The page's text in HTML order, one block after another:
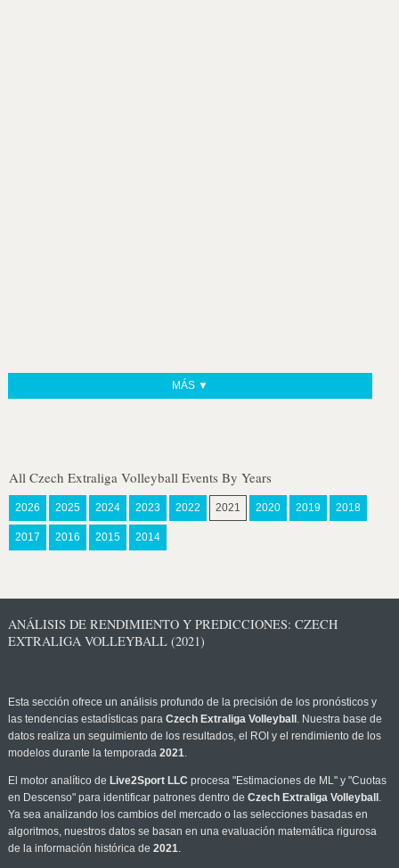
MÁS ▼
All Czech Extraliga Volleyball Events By Years
2026 2025 2024 2023 2022 2021 2020 2019 2018
2017 2016 2015 2014
ANÁLISIS DE RENDIMIENTO Y PREDICCIONES: CZECH
EXTRALIGA VOLLEYBALL (2021)
Esta sección ofrece un análisis profundo de la precisión de los pronósticos y
las tendencias estadísticas para Czech Extraliga Volleyball . Nuestra base de
datos realiza un seguimiento de los resultados, el ROI y el rendimiento de los
modelos durante la temporada 2021.
El motor analítico de Live2Sport LLC procesa "Estimaciones de ML" y "Cuotas
en Descenso" para identificar patrones dentro de Czech Extraliga Volleyball .
Ya sea analizando los cambios del mercado o las selecciones basadas en
algoritmos, nuestros datos se basan en una evaluación matemática rigurosa
de la información histórica de 2021.